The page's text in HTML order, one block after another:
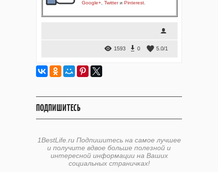
Google+ Twitterи Pinterest
1593 0 5.0/1
ПОДПИШИТЕСЬ
1BestLife.ru Подпишитесь на самое лучшее
и получите вдвое больше полезной и
интересной информации на Ваших
социальных страничках!